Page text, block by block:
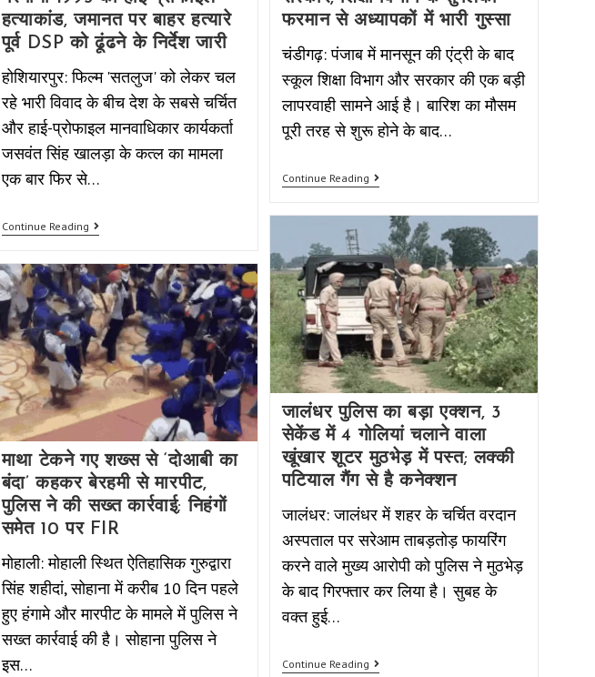
हत्याकांड, जमानत पर बाहर हत्यारे
पूर्व DSP को ढूंढने के निर्देश जारी
होशियारपुर: फिल्म 'सतलुज' को लेकर चल
रहे भारी विवाद के बीच देश के सबसे चर्चित
और हाई-प्रोफाइल मानवाधिकार कार्यकर्ता
जसवंत सिंह खालड़ा के कत्ल का मामला
एक बार फिर से…
Continue Reading
फरमान से अध्यापकों में भारी गुस्सा
चंडीगढ़: पंजाब में मानसून की एंट्री के बाद
स्कूल शिक्षा विभाग और सरकार की एक बड़ी
लापरवाही सामने आई है। बारिश का मौसम
पूरी तरह से शुरू होने के बाद…
Continue Reading
जालंधर पुलिस का बड़ा एक्शन, 3
सेकेंड में 4 गोलियां चलाने वाला
खूंखार शूटर मुठभेड़ में पस्त; लक्की
पटियाल गैंग से है कनेक्शन
जालंधर: जालंधर में शहर के चर्चित वरदान
अस्पताल पर सरेआम ताबड़तोड़ फायरिंग
करने वाले मुख्य आरोपी को पुलिस ने मुठभेड़
के बाद गिरफ्तार कर लिया है। सुबह के
वक्त हुई…
Continue Reading
माथा टेकने गए शख्स से ‘दोआबी का
बंदा’ कहकर बेरहमी से मारपीट,
पुलिस ने की सख्त कार्रवाई; निहंगों
समेत 10 पर FIR
मोहाली: मोहाली स्थित ऐतिहासिक गुरुद्वारा
सिंह शहीदां, सोहाना में करीब 10 दिन पहले
हुए हंगामे और मारपीट के मामले में पुलिस ने
सख्त कार्रवाई की है। सोहाना पुलिस ने
इस…